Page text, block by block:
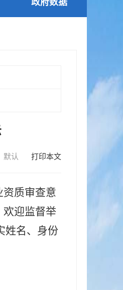
政府数据
默认 打印本文
资质审查意
迎监督举
姓名、身份